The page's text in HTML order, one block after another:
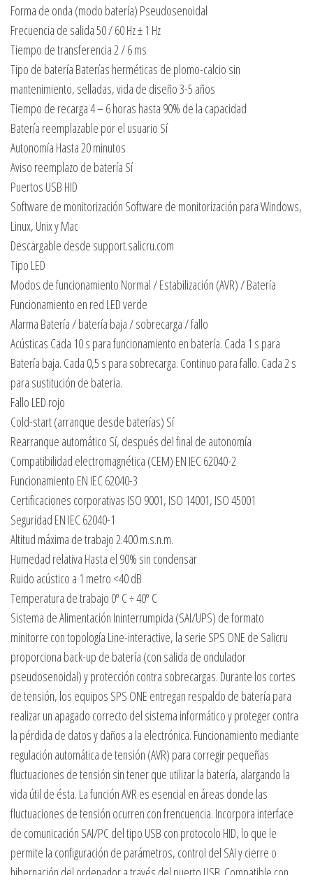
Forma de onda (modo batería) Pseudosenoidal
Frecuencia de salida 50 / 60 Hz ± 1 Hz
Tiempo de transferencia 2 / 6 ms
Tipo de batería Baterías herméticas de plomo-calcio sin
mantenimiento, selladas, vida de diseño 3-5 años
Tiempo de recarga 4 – 6 horas hasta 90% de la capacidad
Batería reemplazable por el usuario Sí
Autonomía Hasta 20 minutos
Aviso reemplazo de batería Sí
Puertos USB HID
Software de monitorización Software de monitorización para Windows,
Linux, Unix y Mac
Descargable desde support.salicru.com
Tipo LED
Modos de funcionamiento Normal / Estabilización (AVR) / Batería
Funcionamiento en red LED verde
Alarma Batería / batería baja / sobrecarga / fallo
Acústicas Cada 10 s para funcionamiento en batería. Cada 1 s para
Batería baja. Cada 0,5 s para sobrecarga. Continuo para fallo. Cada 2 s
para sustitución de bateria.
Fallo LED rojo
Cold-start (arranque desde baterías) Sí
Rearranque automático Sí, después del final de autonomía
Compatibilidad electromagnética (CEM) EN IEC 62040-2
Funcionamiento EN IEC 62040-3
Certificaciones corporativas ISO 9001, ISO 14001, ISO 45001
Seguridad EN IEC 62040-1
Altitud máxima de trabajo 2.400 m.s.n.m.
Humedad relativa Hasta el 90% sin condensar
Ruido acústico a 1 metro <40 dB
Temperatura de trabajo 0º C ÷ 40º C
Sistema de Alimentación Ininterrumpida (SAI/UPS) de formato
minitorre con topología Line-interactive, la serie SPS ONE de Salicru
proporciona back-up de batería (con salida de ondulador
pseudosenoidal) y protección contra sobrecargas. Durante los cortes
de tensión, los equipos SPS ONE entregan respaldo de batería para
realizar un apagado correcto del sistema informático y proteger contra
la pérdida de datos y daños a la electrónica. Funcionamiento mediante
regulación automática de tensión (AVR) para corregir pequeñas
fluctuaciones de tensión sin tener que utilizar la batería, alargando la
vida útil de ésta. La función AVR es esencial en áreas donde las
fluctuaciones de tensión ocurren con frencuencia. Incorpora interface
de comunicación SAI/PC del tipo USB con protocolo HID, lo que le
permite la configuración de parámetros, control del SAI y cierre o